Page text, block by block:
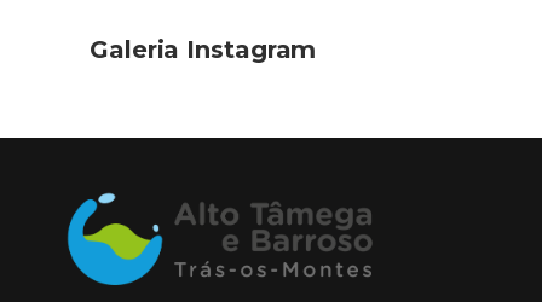
Galeria Instagram